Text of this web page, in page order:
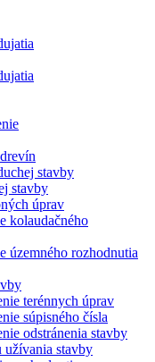
stavby
stavby
úprav
kolaudačného
územného rozhodnutia
terénnych úprav
súpisného čísla
odstránenia stavby
užívania stavby